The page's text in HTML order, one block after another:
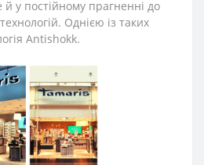
й у постійному прагненні до
Однією із таких
Antishokk.